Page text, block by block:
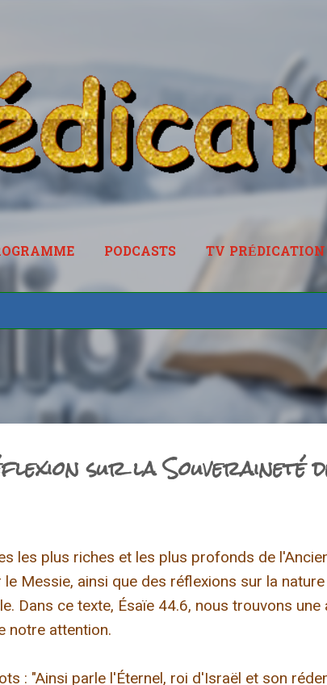
PODCASTS TV PRÉDICATION
RADIOPREDICATION.FR
sur la Souveraineté
les plus riches et les plus profonds de
Messie, ainsi que des réflexions sur la
Dans ce texte, Ésaïe 44.6, nous trouvons
notre attention.
: "Ainsi parle l'Éternel, roi d'Israël et son